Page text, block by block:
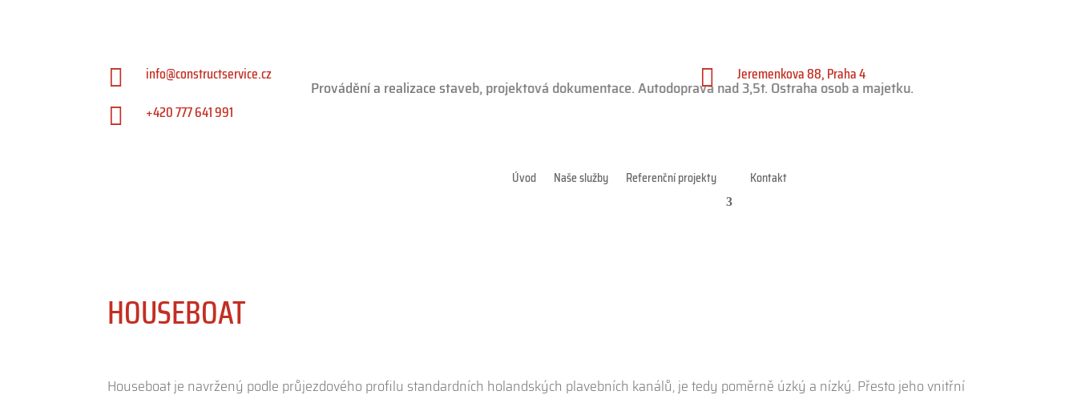
 info@constructservice.cz
 +420 777 641 991
Provádění a realizace staveb, projektová dokumentace. Autodoprava nad 3,5t. Ostraha osob a majetku.
 Jeremenkova 88, Praha 4
Úvod Naše služby Referenční projekty Kontakt
HOUSEBOAT
Houseboat je navržený podle průjezdového profilu standardních holandských plavebních kanálů, je tedy poměrně úzký a nízký. Přesto jeho vnitřní